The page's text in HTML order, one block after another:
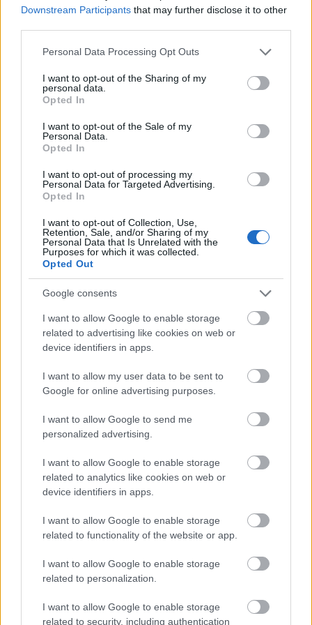
Downstream Participants that may further disclose it to other
Please note that this website/app uses one or more Google
not limited to your visit or usage behaviour. You may click to
grant or deny consent to Google and its third-party tags to
use your data for below specified purposes in below Google
consent section.
Personal Data Processing Opt Outs
I want to opt-out of the Sharing of my
personal data.
Opted In
I want to opt-out of the Sale of my
Personal Data.
Opted In
I want to opt-out of processing my
Personal Data for Targeted Advertising.
Opted In
I want to opt-out of Collection, Use,
Retention, Sale, and/or Sharing of my
Personal Data that Is Unrelated with the
Purposes for which it was collected.
Opted Out
Google consents
I want to allow Google to enable storage
related to advertising like cookies on web or
device identifiers in apps.
I want to allow my user data to be sent to
Google for online advertising purposes.
I want to allow Google to send me
personalized advertising.
I want to allow Google to enable storage
related to analytics like cookies on web or
device identifiers in apps.
I want to allow Google to enable storage
related to functionality of the website or app.
I want to allow Google to enable storage
related to personalization.
I want to allow Google to enable storage
related to security, including authentication
Két évvel ezelőtt két, a Csing-dinasztia
korából származó bronzfej, egy nyúlé és egy
patkányé tért vissza hazájába abból az
elnök Pekingbe látogatott. Az 1860-ban a
pekingi régi nyári palotából elrabolt,
az Yves Saint Laurent-hagyatékból a neves
francia műgyűjtőkhöz, a Pinault családhoz
azokat.
több mint 10 millió kínai kulturális ereklye
került külföldre, közülük sok látható európai
és amerikai múzeumokban. A régi nyári
palotából, a Jüenmingjüenből az angol-
francia szövetséges csapatok másfél millió
tárgyat zsákmányoltak, ezek 47 ország 2000
múzeumában láthatók.
Forrás:MTI
Franciaország Kiállítás